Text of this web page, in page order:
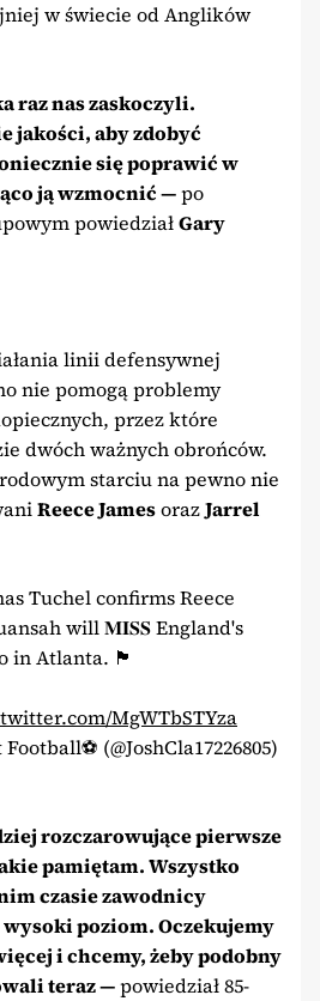
w świecie od Anglików
raz nas zaskoczyli.
jakości, aby zdobyć
się poprawić w
ją wzmocnić —po
powiedziałGary
linii defensywnej
nie pomogą problemy
przez które
dwóch ważnych obrońców.
starciu na pewno nie
Reece JamesorazJarrel
Tuchel confirms Reece
will 𝐌𝐈𝐒𝐒 England's
in Atlanta. 🏴󠁧󠁢󠁥󠁮󠁧󠁥󠁮󠁧󠁧󠁿
MgWTbSTYza
(@JoshCla17226805)
rozczarowujące pierwsze
pamiętam. Wszystko
czasie zawodnicy
poziom. Oczekujemy
i chcemy, żeby podobny
teraz —powiedział 85-